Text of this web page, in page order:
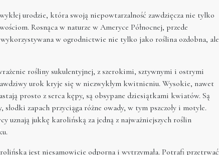
urodzie, która swoją niepowtarzalność zawdzięcza nie tylko
Rosnąca w naturze w Ameryce Północnej, przede
w ogrodnictwie nie tylko jako roślina ozdobna, ale
rośliny sukulentyjnej, z szerokimi, sztywnymi i ostrymi
urok kryje się w niezwykłym kwitnieniu. Wysokie, nawet
prosto z serca kępy, są obsypane dziesiątkami kwiatów. Są
zapach przyciąga różne owady, w tym pszczoły i motyle.
uznają jukkę karolińską za jedną z najważniejszych roślin
jest niesamowicie odporna i wytrzymała. Potrafi przetrwać